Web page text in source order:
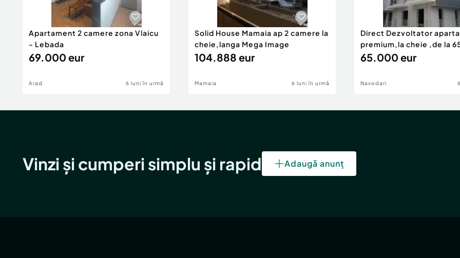
Apartament 2 camere zona Vlaicu
- Lebada
69.000 eur
Arad 6 luni în urmă
Solid House Mamaia ap 2 camere la
cheie,langa Mega Image
104.888 eur
Mamaia 6 luni în urmă
Direct Dezvoltator
premium,la cheie ,de la
eur
65.000 eur
Navodari
Vinzi și cumperi simplu și rapid Adaugă anunț